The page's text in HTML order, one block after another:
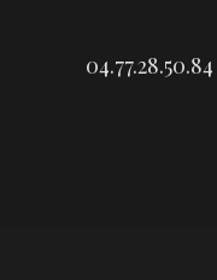
04.77.28.50.84